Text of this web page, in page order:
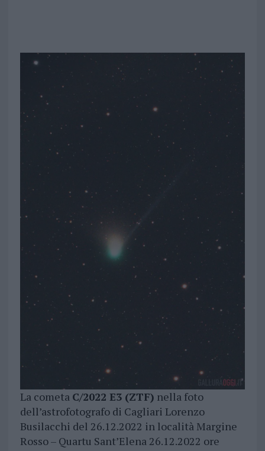
La cometa C/2022 E3 (ZTF) nella foto
dell’astrofotografo di Cagliari Lorenzo
Busilacchi del 26.12.2022 in località Margine
Rosso – Quartu Sant’Elena 26.12.2022 ore